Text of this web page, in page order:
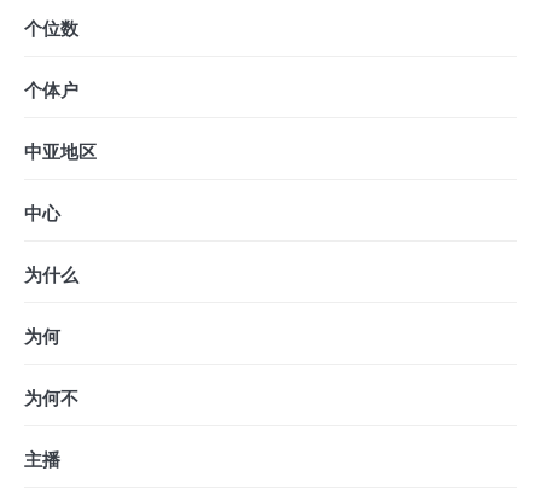
个位数
个体户
中亚地区
中心
为什么
为何
为何不
主播